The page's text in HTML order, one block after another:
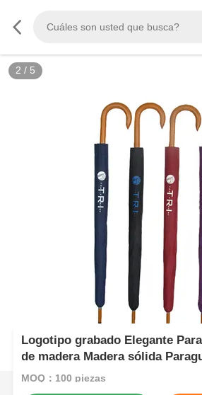
2 / 5
Logotipo grabado Elegante
de madera Madera sólida
curvo
MOQ：100 piezas